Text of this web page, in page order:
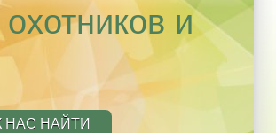
и
НАС НАЙТИ